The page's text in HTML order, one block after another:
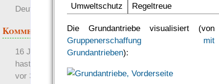
Umweltschutz
Regeltreue
Die Grundantriebe visualisiert (von
Gruppenerschaffung mit
Grundantrieben):
Deutsch
Kommentare
16 Jahre später: mist, du
hast Recht …
vor 31 Wochen 2 Tage